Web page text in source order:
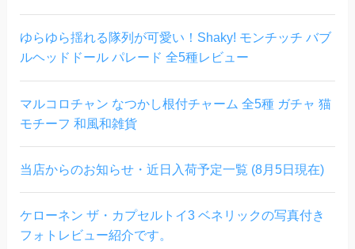
ゆらゆら揺れる隊列が可愛い！Shaky! モンチッチ バブ
ルヘッドドール パレード 全5種レビュー
マルコロチャン なつかし根付チャーム 全5種 ガチャ 猫
モチーフ 和風和雑貨
当店からのお知らせ・近日入荷予定一覧 (8月5日現在)
ケローネン ザ・カプセルトイ3 ベネリックの写真付き
フォトレビュー紹介です。